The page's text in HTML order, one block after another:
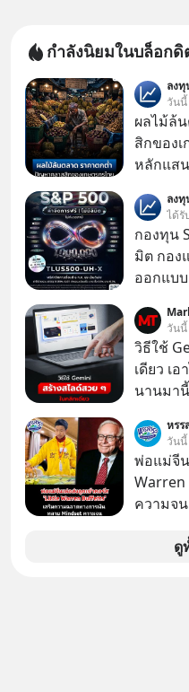
กำลังนิยมในบล็อกดิ
ลง
วันนี้
ผลไม้ล้
สิกของ
หลักแส
เบอร์ต้น
ลง
ได้รั
กองทุน
มิต กอง
ออกแบ
วันนี้
วิธีใช้
เดียว เ
นานมา
สามารถ
เสนอแบ
เสียเวล
หรร
วันนี้
พ่อแม่จี
ความจ
ดู